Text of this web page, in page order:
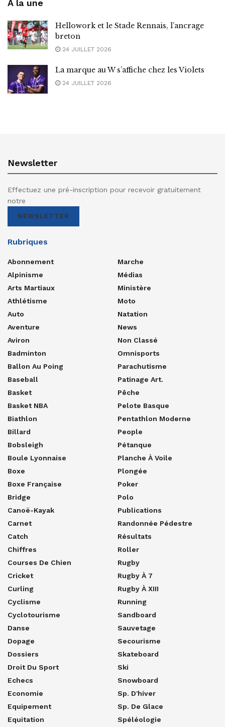
A la une
Hellowork et le Stade Rennais, l’ancrage
breton
24 JUILLET 2026
La marque au W s’affiche chez les Violets
24 JUILLET 2026
Newsletter
Effectuez une pré-inscription pour recevoir gratuitement
notre
NEWSLETTER
Rubriques
Abonnement
Alpinisme
Arts Martiaux
Athlétisme
Auto
Aventure
Aviron
Badminton
Ballon Au Poing
Baseball
Basket
Basket NBA
Biathlon
Billard
Bobsleigh
Boule Lyonnaise
Boxe
Boxe Française
Bridge
Canoë-Kayak
Carnet
Catch
Chiffres
Courses De Chien
Cricket
Curling
Cyclisme
Cyclotourisme
Danse
Dopage
Dossiers
Droit Du Sport
Echecs
Economie
Equipement
Equitation
Marche
Médias
Ministère
Moto
Natation
News
Non Classé
Omnisports
Parachutisme
Patinage Art.
Pêche
Pelote Basque
Pentathlon Moderne
People
Pétanque
Planche À Voile
Plongée
Poker
Polo
Publications
Randonnée Pédestre
Résultats
Roller
Rugby
Rugby À 7
Rugby À XIII
Running
Sandboard
Sauvetage
Secourisme
Skateboard
Ski
Snowboard
Sp. D'hiver
Sp. De Glace
Spéléologie